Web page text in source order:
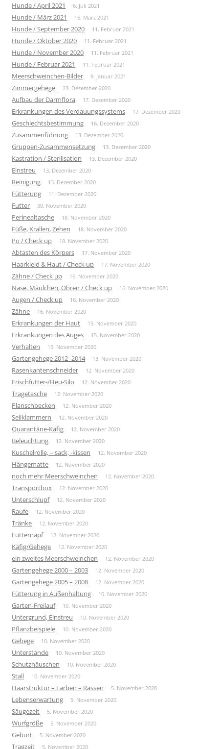
Hunde / April 2021 6. Juli 2021
Hunde / März 2021 16. März 2021
Hunde / September 2020 11. Februar 2021
Hunde / Oktober 2020 11. Februar 2021
Hunde / November 2020 11. Februar 2021
Hunde / Februar 2021 11. Februar 2021
Meerschweinchen-Bilder 9. Januar 2021
Zimmergehege 23. Dezember 2020
Aufbau der Darmflora 17. Dezember 2020
Erkrankungen des Verdauungssystems 17. Dezember 2020
Geschlechtsbestimmung 16. Dezember 2020
Zusammenführung 13. Dezember 2020
Gruppen-Zusammensetzung 13. Dezember 2020
Kastration / Sterilisation 13. Dezember 2020
Einstreu 13. Dezember 2020
Reinigung 13. Dezember 2020
Fütterung 11. Dezember 2020
Futter 30. November 2020
Perinealtasche 18. November 2020
Füße, Krallen, Zehen 18. November 2020
Po / Check up 18. November 2020
Abtasten des Körpers 17. November 2020
Haarkleid & Haut / Check up 17. November 2020
Zähne / Check up 16. November 2020
Nase, Mäulchen, Ohren / Check up 16. November 2020
Augen / Check up 16. November 2020
Zähne 16. November 2020
Erkrankungen der Haut 15. November 2020
Erkrankungen des Auges 15. November 2020
Verhalten 15. November 2020
Gartengehege 2012 -2014 13. November 2020
Rasenkantenschneider 12. November 2020
Frischfutter-/Heu-Silo 12. November 2020
Tragetasche 12. November 2020
Planschbecken 12. November 2020
Seilklammern 12. November 2020
Quarantäne-Käfig 12. November 2020
Beleuchtung 12. November 2020
Kuschelrolle, – sack, -kissen 12. November 2020
Hängematte 12. November 2020
noch mehr Meerschweinchen 12. November 2020
Transportbox 12. November 2020
Unterschlupf 12. November 2020
Raufe 12. November 2020
Tränke 12. November 2020
Futternapf 12. November 2020
Käfig/Gehege 12. November 2020
ein zweites Meerschweinchen 12. November 2020
Gartengehege 2000 – 2003 12. November 2020
Gartengehege 2005 – 2008 12. November 2020
Fütterung in Außenhaltung 10. November 2020
Garten-Freilauf 10. November 2020
Untergrund, Einstreu 10. November 2020
Pflanzbeispiele 10. November 2020
Gehege 10. November 2020
Unterstände 10. November 2020
Schutzhäuschen 10. November 2020
Stall 10. November 2020
Haarstruktur – Farben – Rassen 5. November 2020
Lebenserwartung 5. November 2020
Säugezeit 5. November 2020
Wurfgröße 5. November 2020
Geburt 5. November 2020
Tragzeit 5. November 2020